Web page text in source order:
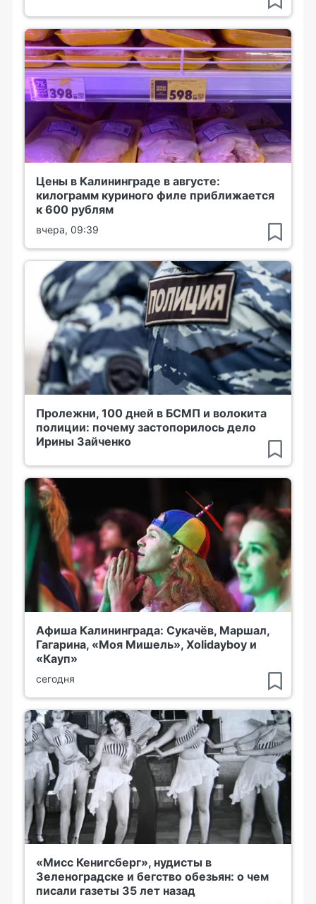
Цены в Калининграде в августе:
килограмм куриного филе приближается
к 600 рублям
вчера, 09:39
Пролежни, 100 дней в БСМП и волокита
полиции: почему застопорилось дело
Ирины Зайченко
Афиша Калининграда: Сукачёв, Маршал,
Гагарина, «Моя Мишель», Xolidayboy и
«Кауп»
сегодня
«Мисс Кенигсберг», нудисты в
Зеленоградске и бегство обезьян: о чем
писали газеты 35 лет назад